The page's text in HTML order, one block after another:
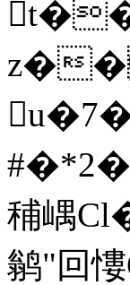
z�
秿嵎
鹟"回